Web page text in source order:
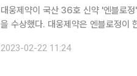
대웅제약이 국산 36호 신약 '엔블로
을 수상했다. 대웅제약은 엔블로정이 한국신약개발연구조합이 주관하고 과학기술정보통신부, 보건
2023-02-22 11:24